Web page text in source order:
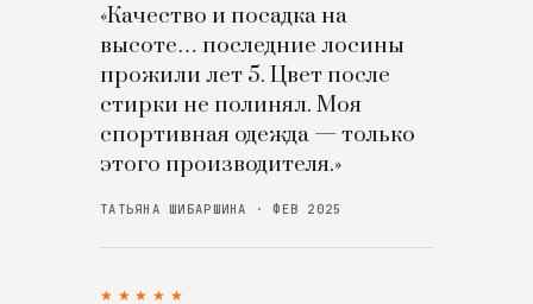
«Качество и посадка на
высоте… последние лосины
прожили лет 5. Цвет после
стирки не полинял. Моя
спортивная одежда — только
этого производителя.»
ТАТЬЯНА ШИБАРШИНА · ФЕВ 2025
★★★★★